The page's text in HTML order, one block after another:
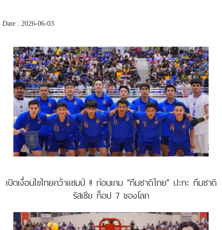
Date : 2026-06-03
เปิดเงื่อนไขไทยคว้าแชมป์ !! ก่อนเกม “ทีมชาติไทย” ปะทะ ทีมชาติ
รัสเซีย ท็อป 7 ของโลก